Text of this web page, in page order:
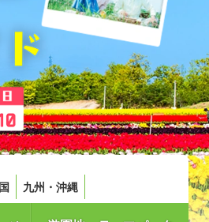
九州・沖縄